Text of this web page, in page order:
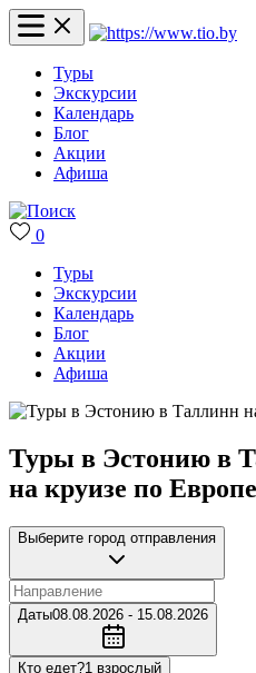
Туры
Экскурсии
Календарь
Блог
Акции
Афиша
0
Туры
Экскурсии
Календарь
Блог
Акции
Афиша
Туры в Эстонию в
на круизе по Европе
Выберите город отправления
Даты08.08.2026 - 15.08.2026
Кто едет?1 взрослый